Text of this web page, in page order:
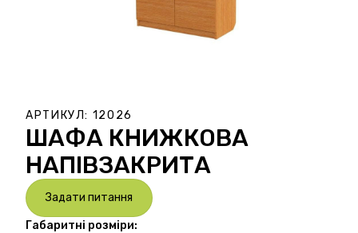
АРТИКУЛ: 12026
ШАФА КНИЖКОВА
НАПІВЗАКРИТА
Задати питання
Габаритні розміри: